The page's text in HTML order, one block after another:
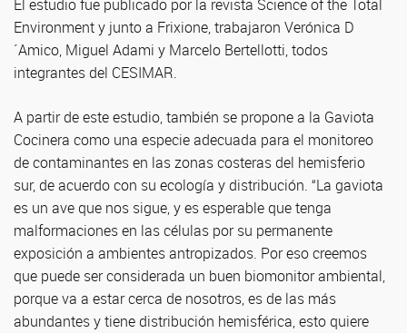
El estudio fue publicado por la revista Science of the Total
Environment y junto a Frixione, trabajaron Verónica D
´Amico, Miguel Adami y Marcelo Bertellotti, todos
integrantes del CESIMAR.
A partir de este estudio, también se propone a la Gaviota
Cocinera como una especie adecuada para el monitoreo
de contaminantes en las zonas costeras del hemisferio
sur, de acuerdo con su ecología y distribución. “La gaviota
es un ave que nos sigue, y es esperable que tenga
malformaciones en las células por su permanente
exposición a ambientes antropizados. Por eso creemos
que puede ser considerada un buen biomonitor ambiental,
porque va a estar cerca de nosotros, es de las más
abundantes y tiene distribución hemisférica, esto quiere